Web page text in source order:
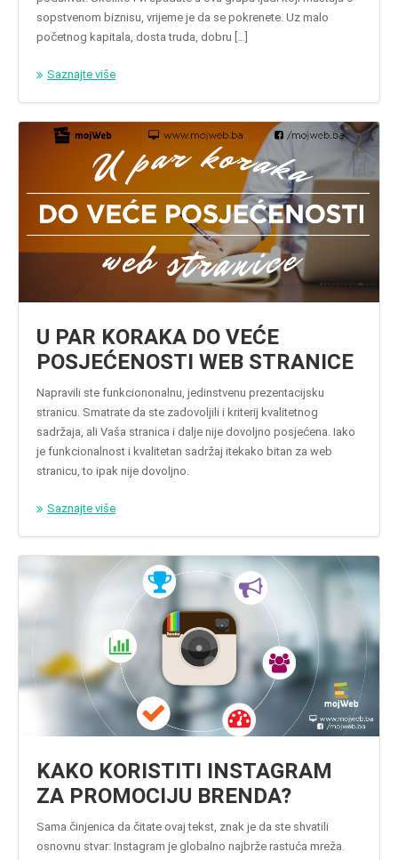
sopstvenom biznisu, vrijeme je da se pokrenete. Uz malo
početnog kapitala, dosta truda, dobru […]
Saznajte više
U PAR KORAKA DO VEĆE
POSJEĆENOSTI WEB STRANICE
Napravili ste funkciononalnu, jedinstvenu prezentacijsku
stranicu. Smatrate da ste zadovoljili i kriterij kvalitetnog
sadržaja, ali Vaša stranica i dalje nije dovoljno posjećena. Iako
je funkcionalnost i kvalitetan sadržaj itekako bitan za web
stranicu, to ipak nije dovoljno.
Saznajte više
KAKO KORISTITI INSTAGRAM
ZA PROMOCIJU BRENDA?
Sama činjenica da čitate ovaj tekst, znak je da ste shvatili
osnovnu stvar: Instagram je globalno najbrže rastuća mreža.